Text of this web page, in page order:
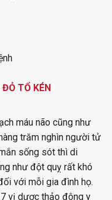
TỔ KÉN
máu não cũng như
trăm nghìn người tử
sống sót thì di
như đột quỵ rất khó
với mỗi gia đình họ.
vị dược thảo đông y